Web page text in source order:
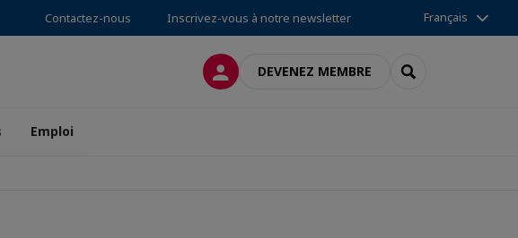
Contactez-nous Inscrivez-vous à notre newsletter Français
CONNEXIONDEVENEZ MEMBRE RECHERCHER
Emploi